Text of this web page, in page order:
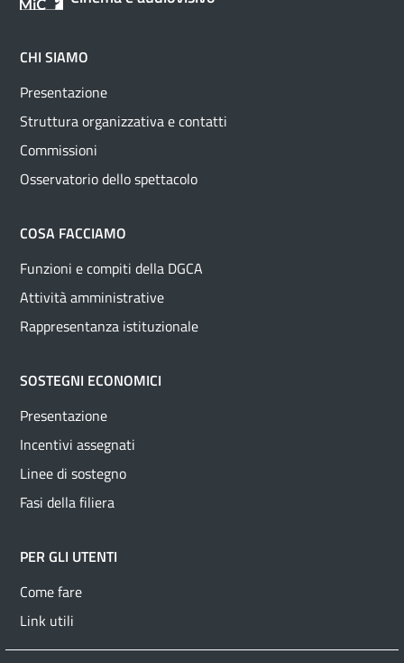
CHI SIAMO
Presentazione
Struttura organizzativa e contatti
Commissioni
Osservatorio dello spettacolo
COSA FACCIAMO
Funzioni e compiti della DGCA
Attività amministrative
Rappresentanza istituzionale
SOSTEGNI ECONOMICI
Presentazione
Incentivi assegnati
Linee di sostegno
Fasi della filiera
PER GLI UTENTI
Come fare
Link utili